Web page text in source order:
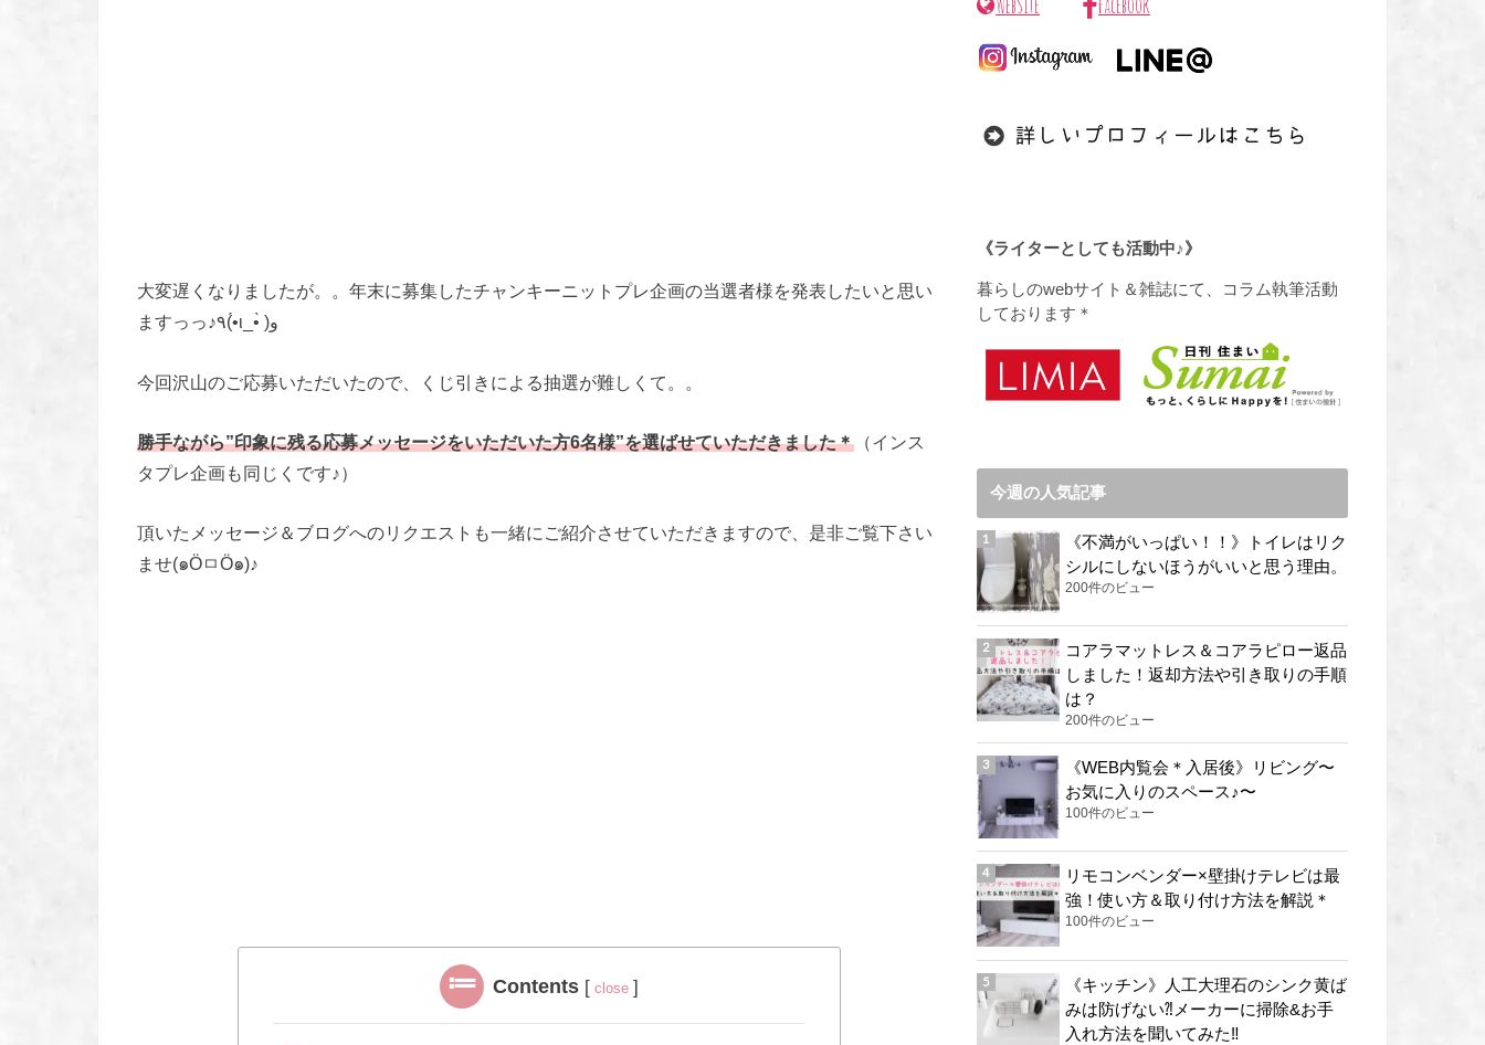
大変遅くなりましたが。。年末に募集したチャンキーニットプレ企画の当選者様を発表したいと思い
ますっっ♪٩(•́ι_•̀ )و
今回沢山のご応募いただいたので、くじ引きによる抽選が難しくて。。
勝手ながら”印象に残る応募メッセージをいただいた方6名様”を選ばせていただきました＊ （インス
タプレ企画も同じくです♪）
頂いたメッセージ＆ブログへのリクエストも一緒にご紹介させていただきますので、是非ご覧下さい
ませ(๑ÖㅁÖ๑)♪
Contents [ close ]
《ライターとしても活動中♪》
暮らしのwebサイト＆雑誌にて、コラム執筆活動
しております＊
今週の人気記事
《不満がいっぱい！！》トイレはリク
シルにしないほうがいいと思う理由。
200件のビュー
コアラマットレス＆コアラピロー返品
しました！返却方法や引き取りの手順
は？
200件のビュー
《WEB内覧会＊入居後》リビング〜
お気に入りのスペース♪〜
100件のビュー
リモコンベンダー×壁掛けテレビは最
強！使い方＆取り付け方法を解説＊
100件のビュー
《キッチン》人工大理石のシンク黄ば
みは防げない⁈メーカーに掃除&お手
入れ方法を聞いてみた‼︎